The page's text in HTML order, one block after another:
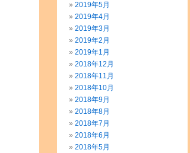
2019年5月
2019年4月
2019年3月
2019年2月
2019年1月
2018年12月
2018年11月
2018年10月
2018年9月
2018年8月
2018年7月
2018年6月
2018年5月